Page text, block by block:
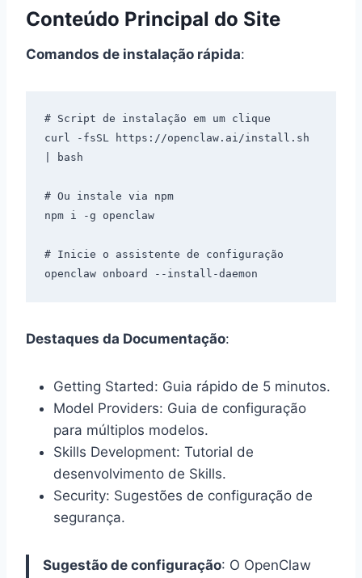
Conteúdo Principal do Site
Comandos de instalação rápida:
# Script de instalação em um clique
curl -fsSL https://openclaw.ai/install.sh
| bash
# Ou instale via npm
npm i -g openclaw
# Inicie o assistente de configuração
Destaques da Documentação:
Getting Started: Guia rápido de 5 minutos.
Model Providers: Guia de configuração
para múltiplos modelos.
Skills Development: Tutorial de
desenvolvimento de Skills.
Security: Sugestões de configuração de
segurança.
Sugestão de configuração: O OpenClaw